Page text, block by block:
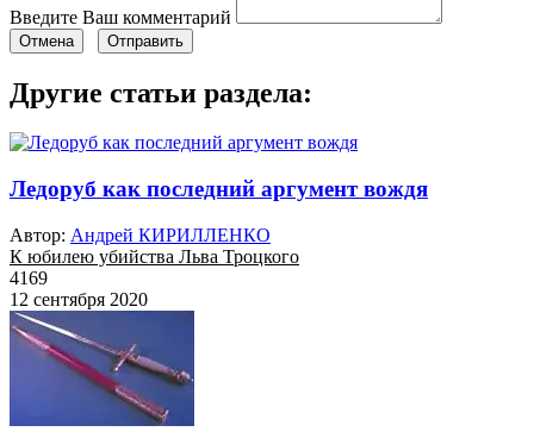
Введите Ваш комментарий
Отмена Отправить
Другие статьи раздела:
Ледоруб как последний аргумент вождя
Автор: Андрей КИРИЛЛЕНКО
К юбилею убийства Льва Троцкого
4169
12 сентября 2020